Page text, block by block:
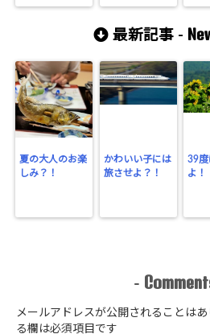
最新記事 -
夏の大人のお楽
しみ？！
かわいい子には
旅させよ？！
39度
よ！
-
メールアドレスが公開されることはあ
る欄は必須項目です